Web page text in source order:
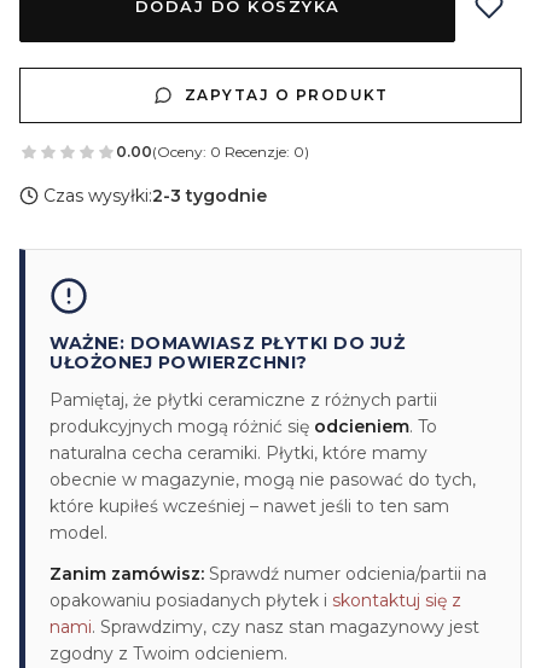
DODAJ DO KOSZYKA
ZAPYTAJ O PRODUKT
0.00(Oceny: 0 Recenzje: 0)
Czas wysyłki:2-3 tygodnie
WAŻNE: DOMAWIASZ PŁYTKI DO JUŻ
UŁOŻONEJ POWIERZCHNI?
Pamiętaj, że płytki ceramiczne z różnych partii
produkcyjnych mogą różnić się odcieniem. To
naturalna cecha ceramiki. Płytki, które mamy
obecnie w magazynie, mogą nie pasować do tych,
które kupiłeś wcześniej – nawet jeśli to ten sam
model.
Zanim zamówisz: Sprawdź numer odcienia/partii na
opakowaniu posiadanych płytek i skontaktuj się z
nami. Sprawdzimy, czy nasz stan magazynowy jest
zgodny z Twoim odcieniem.